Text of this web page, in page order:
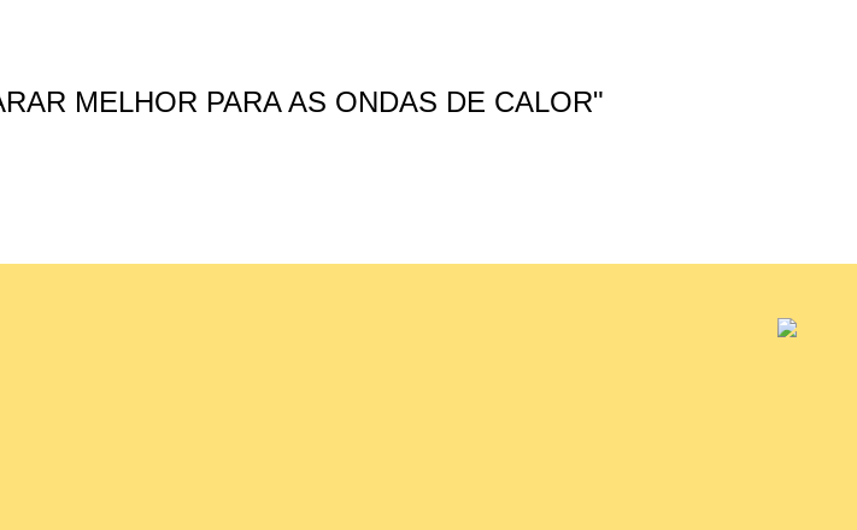
MELHOR PARA AS ONDAS DE CALOR"